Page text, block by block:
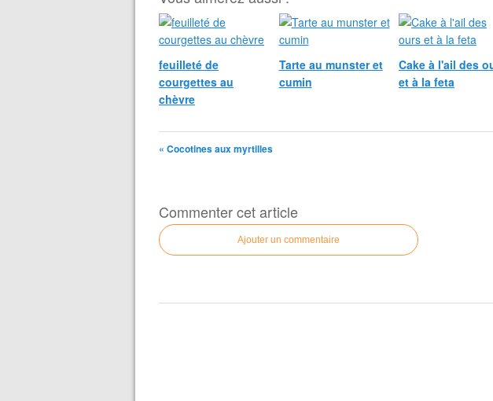
feuilleté de
courgettes au
chèvre
Tarte au munster et
cumin
Cake à l'ail des
et à la feta
« Cocotines aux myrtilles
Commenter cet article
Ajouter un commentaire